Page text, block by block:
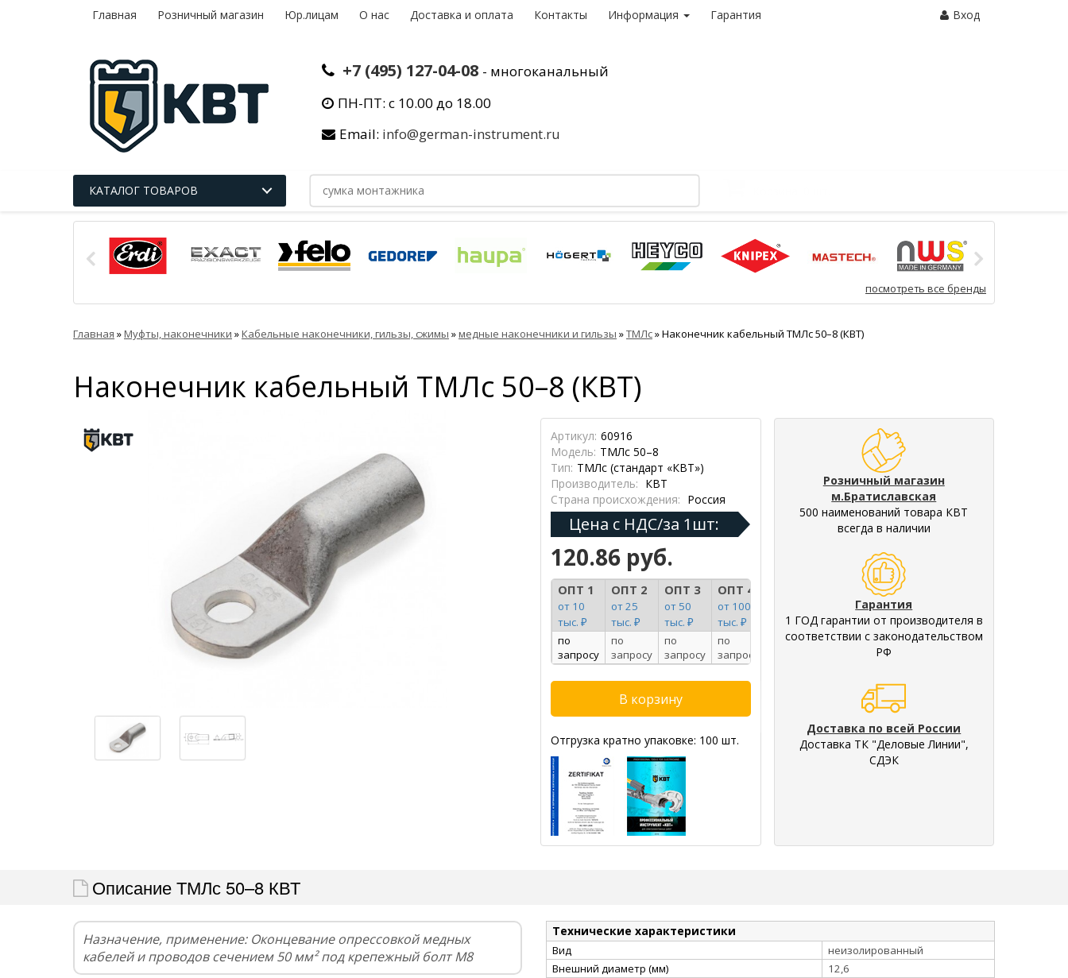
Главная Розничный магазин Юр.лицам О нас Доставка и оплата Контакты Информация Гарантия Вход
+7 (495) 127-04-08 - многоканальный
ПН-ПТ: с 10.00 до 18.00
Email: info@german-instrument.ru
КАТАЛОГ ТОВАРОВ
посмотреть все бренды
Главная »Муфты, наконечники »Кабельные наконечники, гильзы, сжимы »медные наконечники и гильзы »ТМЛс»Наконечник кабельный ТМЛс 50–8 (КВТ)
Наконечник кабельный ТМЛс 50–8 (КВТ)
Артикул: 60916
Модель: ТМЛс 50–8
Тип: ТМЛс (стандарт «КВТ»)
Производитель: КВТ
Страна происхождения: Россия
Цена с НДС/за 1шт:
120.86 руб.
ОПТ 1
от 10
тыс. ₽
ОПТ 2
от 25
тыс. ₽
ОПТ 3
от 50
тыс. ₽
ОПТ 4
от 100
тыс. ₽
по
запросу
по
запросу
по
запросу
по
запросу
Отгрузка кратно упаковке: 100 шт.
Розничный магазин
м.Братиславская
500 наименований товара КВТ
всегда в наличии
Гарантия
1 ГОД гарантии от производителя в
соответствии с законодательством
РФ
Доставка по всей России
Доставка ТК "Деловые Линии",
СДЭК
Описание ТМЛс 50–8 КВТ
Назначение, применение: Оконцевание опрессовкой медных
кабелей и проводов сечением 50 мм² под крепежный болт М8
Технические характеристики
Вид
неизолированный
Внешний диаметр (мм)
12,6